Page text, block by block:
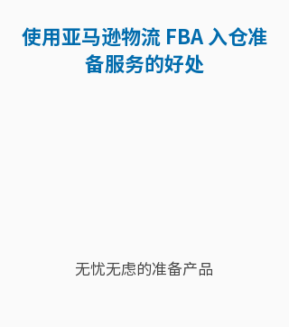
使用亚马逊物流 FBA 入仓准
备服务的好处
无忧无虑的准备产品